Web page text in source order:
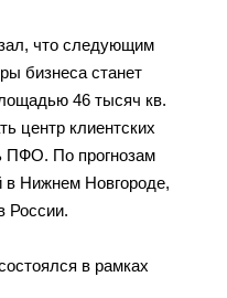
что следующим
бизнеса станет
46 тысяч кв.
центр клиентских
ПФО. По прогнозам
в Нижнем Новгороде,
России.
в рамках